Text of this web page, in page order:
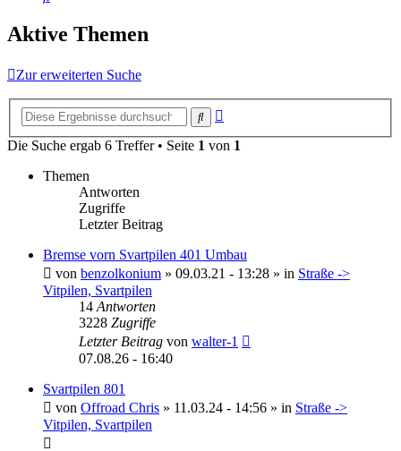
Aktive Themen
Zur erweiterten Suche
Suche
Die Suche ergab 6 Treffer • Seite 1 von 1
Themen
Antworten
Zugriffe
Letzter Beitrag
Bremse vorn Svartpilen 401 Umbau
von benzolkonium » 09.03.21 - 13:28 » in Straße ->
Vitpilen, Svartpilen
14 Antworten
3228 Zugriffe
Letzter Beitrag von walter-1
07.08.26 - 16:40
Svartpilen 801
von Offroad Chris » 11.03.24 - 14:56 » in Straße ->
Vitpilen, Svartpilen